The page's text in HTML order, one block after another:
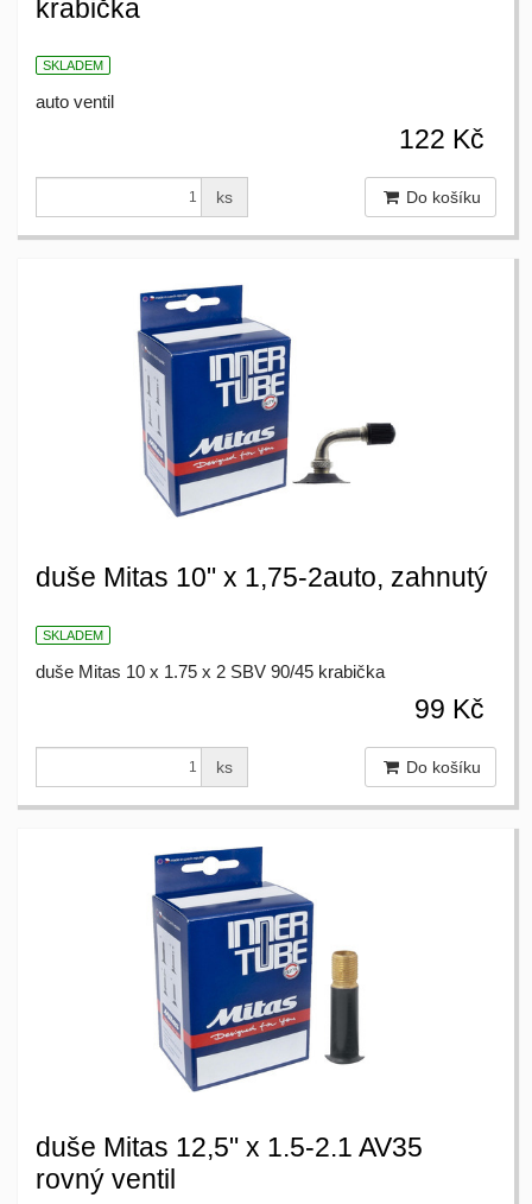
krabička
SKLADEM
auto ventil
122 Kč
ks Do košíku
duše Mitas 10" x 1,75-2auto, zahnutý
SKLADEM
duše Mitas 10 x 1.75 x 2 SBV 90/45 krabička
99 Kč
ks Do košíku
duše Mitas 12,5" x 1.5-2.1 AV35
rovný ventil